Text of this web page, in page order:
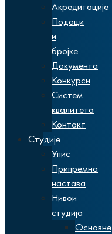
Акредитације
Подаци
и
бројке
Документа
Конкурси
Систем
квалитета
Контакт
Студије
Упис
Припремна
настава
Нивои
студија
Основне